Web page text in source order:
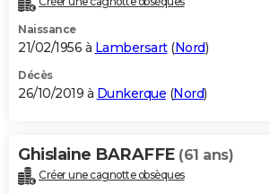
Naissance
21/02/1956 à Lambersart(Nord)
Décès
26/10/2019 à Dunkerque (Nord)
Ghislaine BARAFFE (61 ans)
Créer une cagnotte obsèques